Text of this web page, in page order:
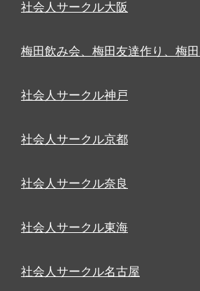
社会人サークル大阪
梅田飲み会、梅田友達作り、梅
社会人サークル神戸
社会人サークル京都
社会人サークル奈良
社会人サークル東海
社会人サークル名古屋